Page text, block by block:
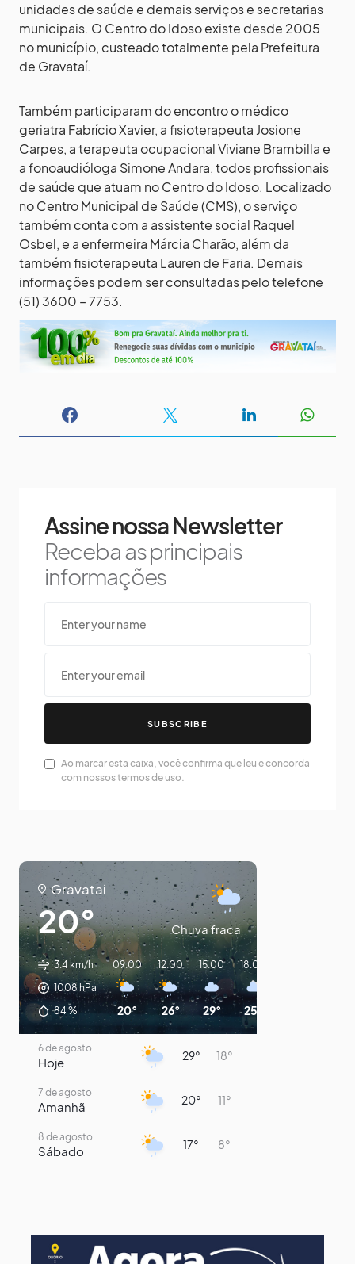
unidades de saúde e demais serviços e secretarias
municipais. O Centro do Idoso existe desde 2005
no município, custeado totalmente pela Prefeitura
de Gravataí.
Também participaram do encontro o médico
geriatra Fabrício Xavier, a fisioterapeuta Josione
Carpes, a terapeuta ocupacional Viviane Brambilla e
a fonoaudióloga Simone Andara, todos profissionais
de saúde que atuam no Centro do Idoso. Localizado
no Centro Municipal de Saúde (CMS), o serviço
também conta com a assistente social Raquel
Osbel, e a enfermeira Márcia Charão, além da
também fisioterapeuta Lauren de Faria. Demais
informações podem ser consultadas pelo telefone
(51) 3600 – 7753.
Assine nossa Newsletter
Receba as principais
informações
SUBSCRIBE
Ao marcar esta caixa, você confirma que leu e concorda
com nossos termos de uso.
Gravataí
20° Chuva fraca
3.4 km/h
1008 hPa
84 %
09:00
20°
12:00
26°
15:00
29°
18:00
25°
6 de agosto
Hoje 29° 18°
7 de agosto
Amanhã 20° 11°
8 de agosto
Sábado 17° 8°
Segunda-Feira 13° 8°